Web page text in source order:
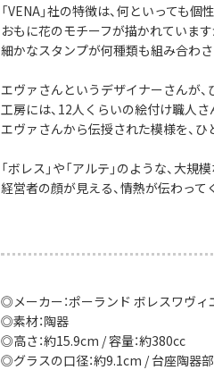
「VENA」社の特徴は、何といっても個
おもに花のモチーフが描かれています
細かなスタンプが何種類も組み合わさ
エヴァさんというデザイナーさんが
工房には、12人くらいの絵付け職人さ
エヴァさんから伝授された模様を、ひ
「ボレス」や「アルテ」のような、大規
経営者の顔が見える、情熱が伝わって
◎メーカー：ポーランド ボレスワヴィ
◎素材：陶器
◎高さ：約15.9cm / 容量：約380cc
◎グラスの口径：約9.1cm / 台座陶器